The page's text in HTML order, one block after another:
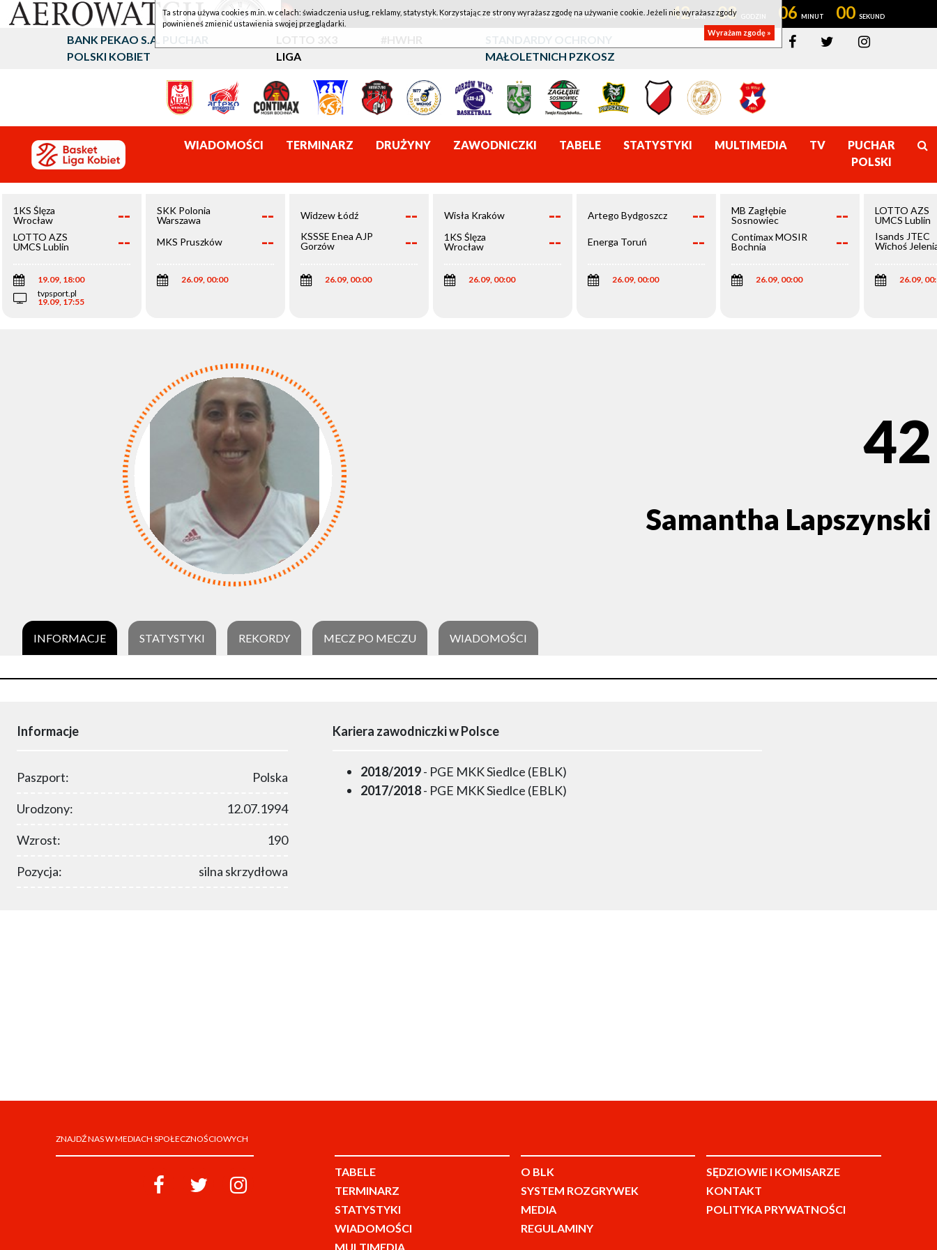
1KS ŚLĘZA WROCŁAW - LOTTO AZS UMCS LUBLIN 42 08 06 00
BANK PEKAO S.A. PUCHAR
POLSKI KOBIET
LOTTO 3X3
LIGA
#HWHR
STANDARDY OCHRONY
MAŁOLETNICH PZKOSZ
WIADOMOŚCI TERMINARZ DRUŻYNY ZAWODNICZKI TABELE STATYSTYKI MULTIMEDIA TV
PUCHAR
POLSKI
1KS Ślęza
Wrocław
--
LOTTO AZS
UMCS Lublin
--
19.09, 18:00
tvpsport.pl
19.09, 17:55
SKK Polonia
Warszawa
--
MKS Pruszków --
26.09, 00:00
Widzew Łódź --
KSSSE Enea AJP
Gorzów
--
26.09, 00:00
Wisła Kraków --
1KS Ślęza
Wrocław
--
26.09, 00:00
Artego Bydgoszcz --
Energa Toruń --
26.09, 00:00
MB Zagłębie
Sosnowiec
--
Contimax MOSIR
Bochnia
--
26.09, 00:00
LOTTO AZS
UMCS Lublin
Isands JTEC
Wichoś
26.09,
42
Samantha Lapszynski
INFORMACJE STATYSTYKI REKORDY MECZ PO MECZU WIADOMOŚCI
Informacje
Paszport: Polska
Urodzony: 12.07.1994
Wzrost: 190
Pozycja: silna skrzydłowa
Kariera zawodniczki w Polsce
2018/2019- PGE MKK Siedlce (EBLK)
2017/2018- PGE MKK Siedlce (EBLK)
ZNAJDŹ NAS W MEDIACH SPOŁECZNOŚCIOWYCH
TABELE
TERMINARZ
STATYSTYKI
WIADOMOŚCI
MULTIMEDIA
O BLK
SYSTEM ROZGRYWEK
MEDIA
REGULAMINY
SĘDZIOWIE I KOMISARZE
KONTAKT
POLITYKA PRYWATNOŚCI
Ta strona używa cookies m.in. w celach: świadczenia usług, reklamy, statystyk. Korzystając ze strony wyrażasz zgodę na używanie cookie. Jeżeli nie wyrażasz zgody
powinieneś zmienić ustawienia swojej przeglądarki.
Wyrażam zgodę »